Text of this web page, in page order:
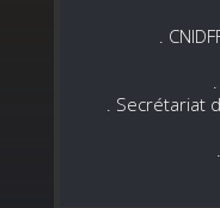
.
. Secrétariat